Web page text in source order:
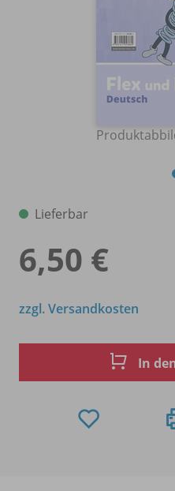
Lieferbar
6,50 €
zzgl. Versandkosten
In